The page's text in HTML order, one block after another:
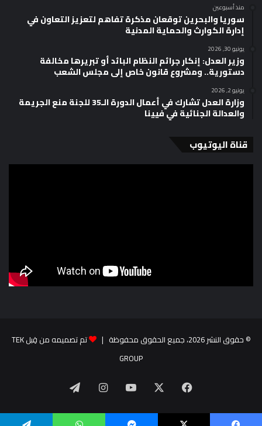
منذ أسبوعين
سوريا والبحرين توقعان مذكرة تفاهم لتعزيز التعاون في
إدارة الكوارث والحماية المدنية
يونيو 30, 2026
وزير العدل: إنكار جرائم النظام البائد أو تبريرها مخالفة
دستورية.. ومشروع قانون خاص إلى مجلس الشعب
يونيو 2, 2026
وزارة العدل تشارك في أعمال الدورة الـ35 للجنة منع الجريمة
والعدالة الجنائية في فيينا
قناة اليوتيوب
© حقوق النشر 2026، جميع الحقوق محفوظة |
تم تصميمه من قِبل TEK
GROUP
فيسبوك ‫YouTubeانستقرامتيلقرام